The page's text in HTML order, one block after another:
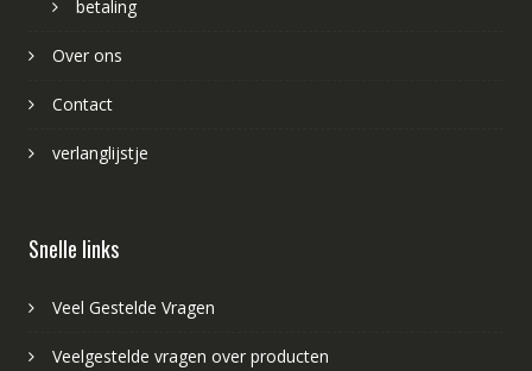
betaling
Over ons
Contact
verlanglijstje
Snelle links
Veel Gestelde Vragen
Veelgestelde vragen over producten